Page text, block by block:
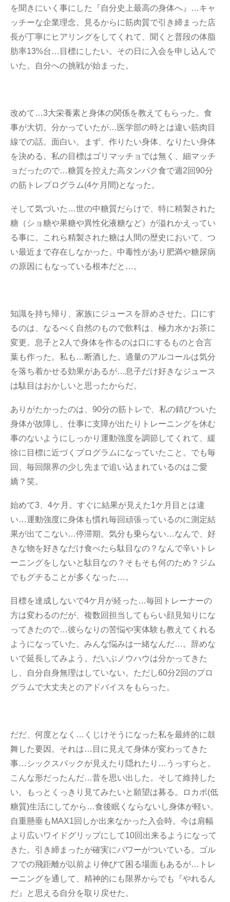
を聞きにいく事にした『自分史上最高の身体へ』…キャ
ッチーな企業理念。見るからに筋肉質で引き締まった店
長が丁寧にヒアリングをしてくれて、聞くと普段の体脂
肪率13%台…目標にしたい。その日に入会を申し込んで
いた。自分への挑戦が始まった。
改めて…3大栄養素と身体の関係を教えてもらった。食
事が大切。分かっていたが…医学部の時とは違い筋肉目
線での話。面白い。まず、作りたい身体、なりたい身体
を決める。私の目標はゴリマッチョでは無く、細マッチ
ョだったので…糖質を控えた高タンパク食で週2回90分
の筋トレプログラム(4ケ月間)となった。
そして気づいた…世の中糖質だらけで、特に精製された
糖（ショ糖や果糖や異性化液糖など）が溢れかえってい
る事に。これら精製された糖は人間の歴史において、つ
い最近まで存在しなかった。中毒性があり肥満や糖尿病
の原因にもなっている根本だと…。
知識を持ち帰り、家族にジュースを辞めさせた。口にす
るのは、なるべく自然のもので飲料は、極力水かお茶に
変更。息子と2人で身体を作るのは口にするものと合言
葉も作った。私も…断酒した。適量のアルコールは気分
を落ち着かせる効果があるが…息子だけ好きなジュース
は駄目はおかしいと思ったからだ。
ありがたかったのは、90分の筋トレで、私の錆びついた
身体が故障し、仕事に支障が出たりトレーニングを休む
事のないようにしっかり運動強度を調節してくれて、緩
徐に目標に近づくプログラムになっていたこと。でも毎
回、毎回限界の少し先まで追い込まれているのはご愛
嬌？笑。
始めて3、4ケ月。すぐに結果が見えた1ケ月目とは違
い…運動強度に身体も慣れ毎回頑張っているのに測定結
果が出てこない…停滞期。気分も乗らない…なんで、好
きな物を好きなだけ食べたら駄目なの？なんで辛いトレ
ーニングをしないと駄目なの？そもそも何のため？ジム
でもグチることが多くなった…。
目標を達成しないで4ケ月が経った…毎回トレーナーの
方は変わるのだが、複数回担当してもらい顔見知りにな
ってきたので…彼らなりの苦悩や実体験も教えてくれる
ようになっていた。みんな悩みは一緒なんだ…。辞めな
いで延長してみよう。だいぶノウハウは分かってきた
し、自分自身無理はしていない。ただし60分2回のプロ
グラムで大丈夫とのアドバイスをもらった。
だだ、何度となく…くじけそうになった私を最終的に鼓
舞した要因。それは…目に見えて身体が変わってきた
事…シックスパックが見えたり隠れたり…うっすらと。
こんな形だったんだ…昔を思い出した。そして維持した
い。もっとくっきり見てみたいと願望は募る。ロカボ(低
糖質)生活にしてから…食後眠くならないし身体が軽い。
自重懸垂もMAX1回しか出来なかった入会時。今は肩幅
より広いワイドグリップにして10回出来るようになって
きた。引き締まったが確実にパワーがついている。ゴル
フでの飛距離が以前より伸びて困る場面もあるが…トレ
ーニングを通して、精神的にも限界からでも『やれるん
だ』と思える自分を取り戻せた。